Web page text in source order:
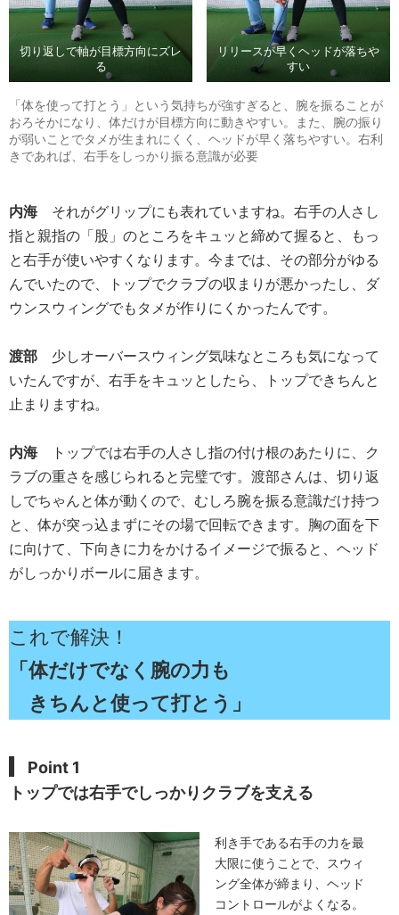
切り返しで軸が目標方向にズレ
る
リリースが早くヘッドが落ちや
すい
「体を使って打とう」という気持ちが強すぎると、腕を振ることが
おろそかになり、体だけが目標方向に動きやすい。また、腕の振り
が弱いことでタメが生まれにくく、ヘッドが早く落ちやすい。右利
きであれば、右手をしっかり振る意識が必要
内海 それがグリップにも表れていますね。右手の人さし
指と親指の「股」のところをキュッと締めて握ると、もっ
と右手が使いやすくなります。今までは、その部分がゆる
んでいたので、トップでクラブの収まりが悪かったし、ダ
ウンスウィングでもタメが作りにくかったんです。
渡部 少しオーバースウィング気味なところも気になって
いたんですが、右手をキュッとしたら、トップできちんと
止まりますね。
内海
トップでは右手の人さし指の付け根のあたりに、ク
ラブの重さを感じられると完璧です。渡部さんは、切り返
しでちゃんと体が動くので、むしろ腕を振る意識だけ持つ
と、体が突っ込まずにその場で回転できます。胸の面を下
に向けて、下向きに力をかけるイメージで振ると、ヘッド
がしっかりボールに届きます。
これで解決！
「体だけでなく腕の力も
きちんと使って打とう」
Point 1
トップでは右手でしっかりクラブを支える
利き手である右手の力を最
大限に使うことで、スウィ
ング全体が締まり、ヘッド
コントロールがよくなる。